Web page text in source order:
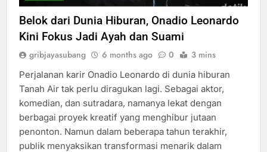
Belok dari Dunia Hiburan, Onadio Leonardo
Kini Fokus Jadi Ayah dan Suami
gribjayasubang 6 months ago 0 3 mins
Perjalanan karir Onadio Leonardo di dunia hiburan
Tanah Air tak perlu diragukan lagi. Sebagai aktor,
komedian, dan sutradara, namanya lekat dengan
berbagai proyek kreatif yang menghibur jutaan
penonton. Namun dalam beberapa tahun terakhir,
publik menyaksikan transformasi menarik dalam